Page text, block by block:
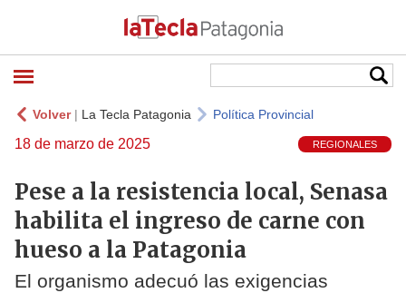
Volver| La Tecla Patagonia Política Provincial
18 de marzo de 2025 REGIONALES
Pese a la resistencia local, Senasa
habilita el ingreso de carne con
hueso a la Patagonia
El organismo adecuó las exigencias